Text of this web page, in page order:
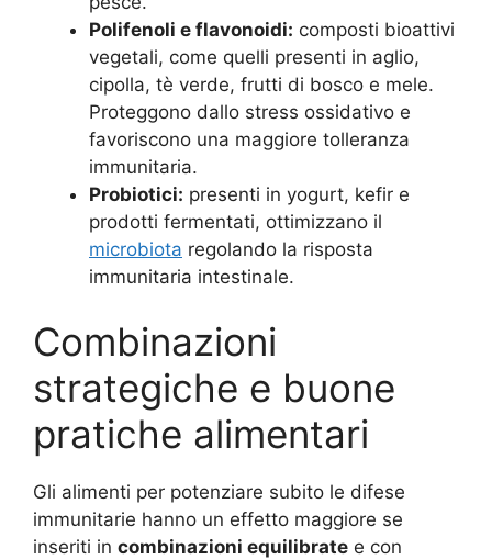
Polifenoli e flavonoidi: composti bioattivi
vegetali, come quelli presenti in aglio,
cipolla, tè verde, frutti di bosco e mele.
Proteggono dallo stress ossidativo e
favoriscono una maggiore tolleranza
immunitaria.
Probiotici: presenti in yogurt, kefir e
prodotti fermentati, ottimizzano il
microbiota regolando la risposta
immunitaria intestinale.
Combinazioni
strategiche e buone
pratiche alimentari
Gli alimenti per potenziare subito le difese
immunitarie hanno un effetto maggiore se
inseriti in combinazioni equilibrate e con